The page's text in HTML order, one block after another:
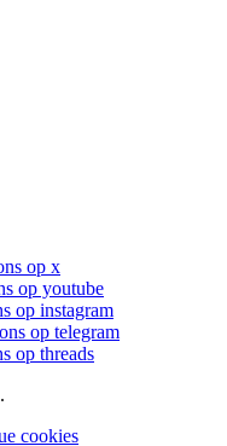
op x
op youtube
op instagram
op telegram
op threads
cookies